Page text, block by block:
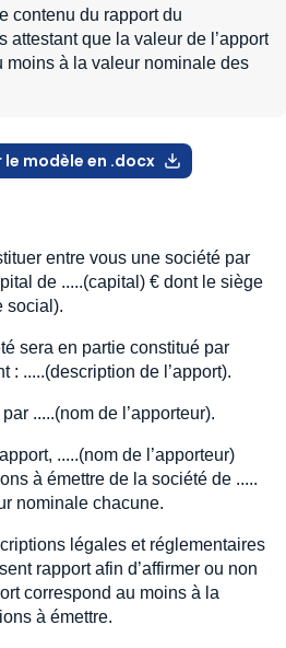
contenu du rapport du
attestant que la valeur de l’apport
moins à la valeur nominale des
modèle en .docx
entre vous une société par
de .....(capital) € dont le siège
social).
sera en partie constitué par
: .....(description de l’apport).
.....(nom de l’apporteur).
.....(nom de l’apporteur)
à émettre de la société de .....
nominale chacune.
légales et réglementaires
rapport afin d’affirmer ou non
correspond au moins à la
à émettre.